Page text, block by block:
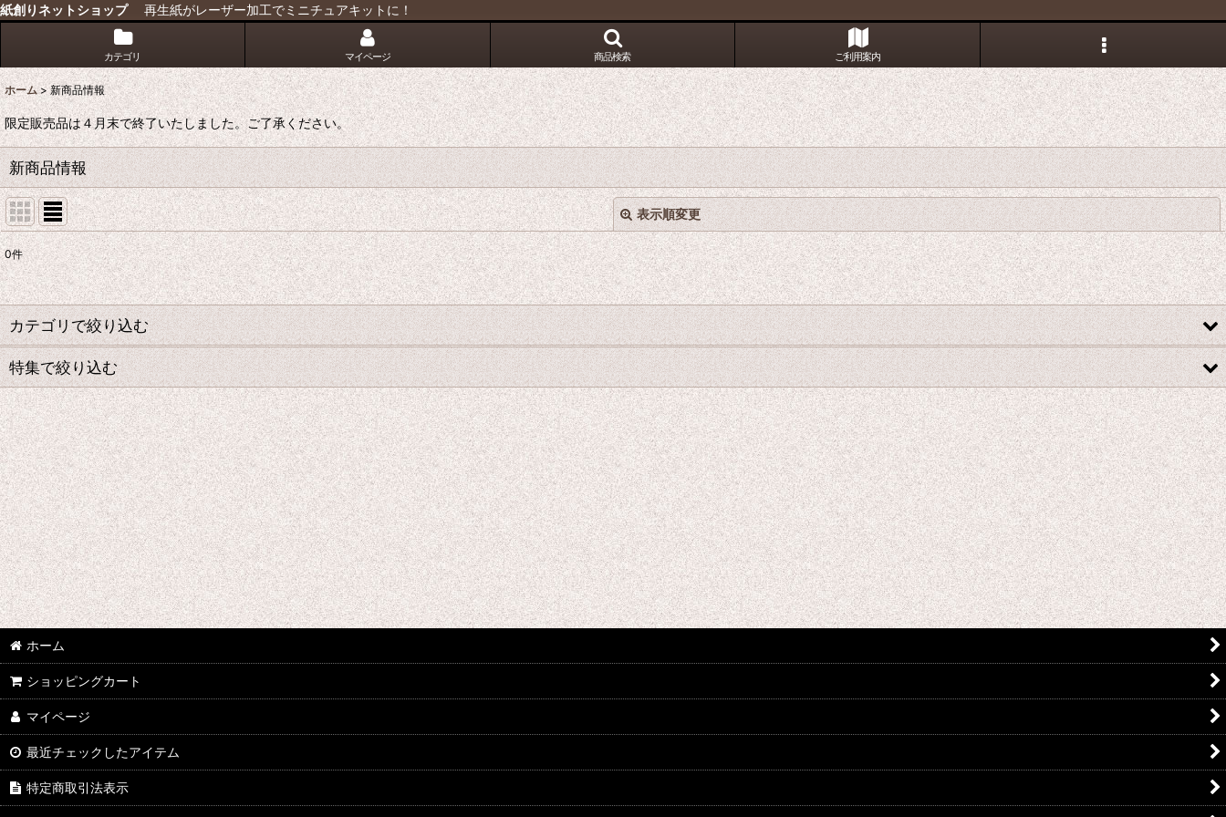
紙創りネットショップ再生紙がレーザー加工でミニチュアキットに！
カテゴリ マイページ 商品検索 ご利用案内
ホーム > 新商品情報
限定販売品は４月末で終了いたしました。ご了承ください。
新商品情報
表示順変更
表示数:
並び順:
絞り込む
閉じる
0件
カテゴリで絞り込む
ジオラマアクセサリーキット
テーブルガーデンキット
フィーリングパーツ
帝国海軍工廠
レイアウトアクセサリー
特集で絞り込む
限定販売商品
ホーム
ショッピングカート
マイページ
最近チェックしたアイテム
特定商取引法表示